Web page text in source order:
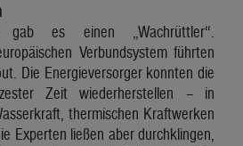
es einen „Wachrüttler“.
Verbundsystem führten
Die Energieversorger konnten die
Zeit wiederherstellen – in
thermischen Kraftwerken
Experten ließen aber durchklingen,